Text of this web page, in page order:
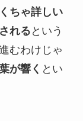
ちゃ詳しい
れる という
むわけじゃ
が響く とい